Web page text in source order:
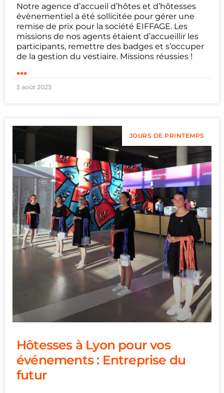
Notre agence d’accueil d’hôtes et d’hôtesses
évènementiel a été sollicitée pour gérer une
remise de prix pour la société EIFFAGE. Les
missions de nos agents étaient d’accueillir les
participants, remettre des badges et s’occuper
de la gestion du vestiaire. Missions réussies !
...
3 août 2023
JOURS DE PRINTEMPS
Hôtesses à Lyon pour vos
événements : Entreprise du
futur